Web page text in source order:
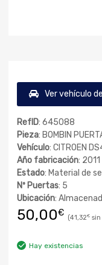
Ver vehículo
RefID: 645088
Pieza: BOMBIN
Vehículo: CITROEN
Año fabricación:
Estado: Material de
Nº Puertas: 5
Ubicación:
50,00€ 41,32€
Hay existencias